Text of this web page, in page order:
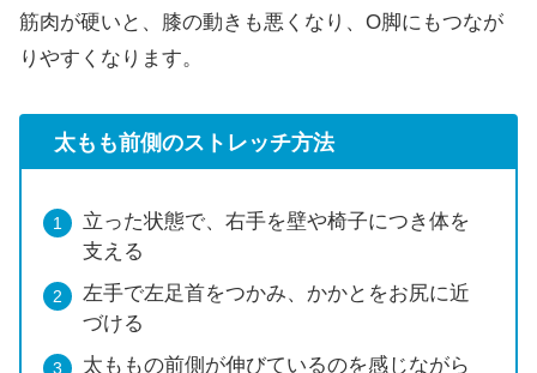
筋肉が硬いと、膝の動きも悪くなり、O脚にもつなが
りやすくなります。
太もも前側のストレッチ方法
立った状態で、右手を壁や椅子につき体を
支える
左手で左足首をつかみ、かかとをお尻に近
づける
太ももの前側が伸びているのを感じながら